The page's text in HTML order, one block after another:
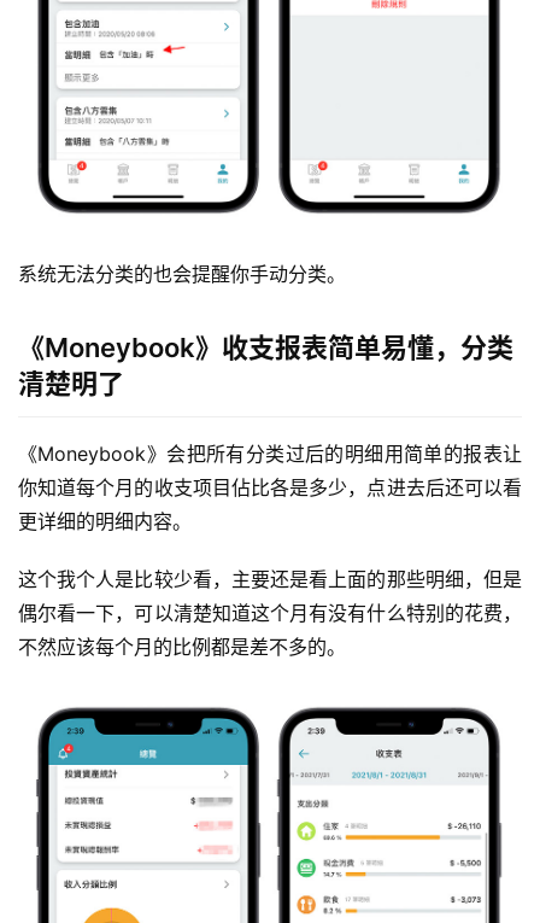
系统无法分类的也会提醒你手动分类。
《Moneybook》收支报表简单易懂，分类
清楚明了
《Moneybook》会把所有分类过后的明细用简单的报表让
你知道每个月的收支项目佔比各是多少，点进去后还可以看
更详细的明细内容。
这个我个人是比较少看，主要还是看上面的那些明细，但是
偶尔看一下，可以清楚知道这个月有没有什么特别的花费，
不然应该每个月的比例都是差不多的。